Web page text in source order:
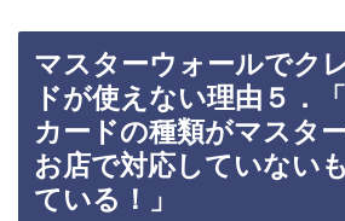
マスターウォールでク
ドが使えない理由５．
カードの種類がマスタ
お店で対応していない
ている！」